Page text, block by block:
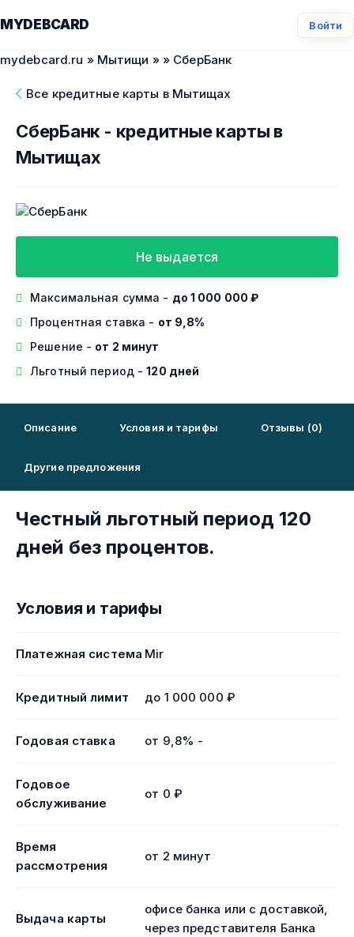
MYDEBCARD Войти
mydebcard.ru » Мытищи » » СберБанк
Все кредитные карты в Мытищах
СберБанк - кредитные карты в
Мытищах
Не выдается
Максимальная сумма - до 1 000 000 ₽
Процентная ставка - от 9,8%
Решение - от 2 минут
Льготный период -120 дней
Описание Условия и тарифы Отзывы (0)
Другие предложения
Честный льготный период 120
дней без процентов.
Условия и тарифы
Платежная система Mir
Кредитный лимит до 1 000 000 ₽
Годовая ставка от 9,8% -
Годовое
обслуживание
от 0 ₽
Время
рассмотрения
от 2 минут
Выдача карты
офисе банка или с доставкой,
через представителя Банка